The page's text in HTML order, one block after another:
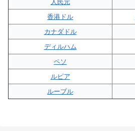
人民元
香港ドル
カナダドル
ディルハム
ペソ
ルピア
ルーブル